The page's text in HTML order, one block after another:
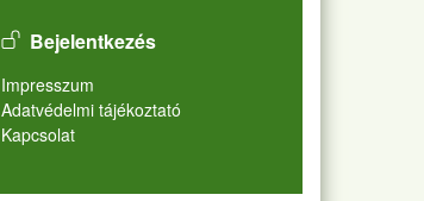
User account menu
Bejelentkezés
Lábléc
Impresszum
Adatvédelmi tájékoztató
Kapcsolat